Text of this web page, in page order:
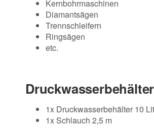
Kernbohrmaschinen
Diamantsägen
Trennschleifern
Ringsägen
etc.
1x Druckwasserbehälter 10
1x Schlauch 2,5 m